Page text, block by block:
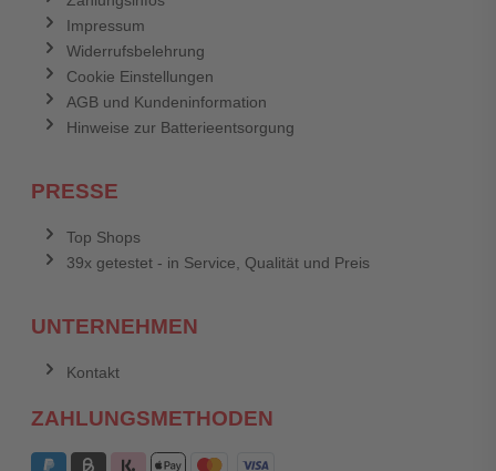
Impressum
Widerrufsbelehrung
Cookie Einstellungen
AGB und Kundeninformation
Hinweise zur Batterieentsorgung
PRESSE
Top Shops
39x getestet - in Service, Qualität und Preis
UNTERNEHMEN
Kontakt
ZAHLUNGSMETHODEN